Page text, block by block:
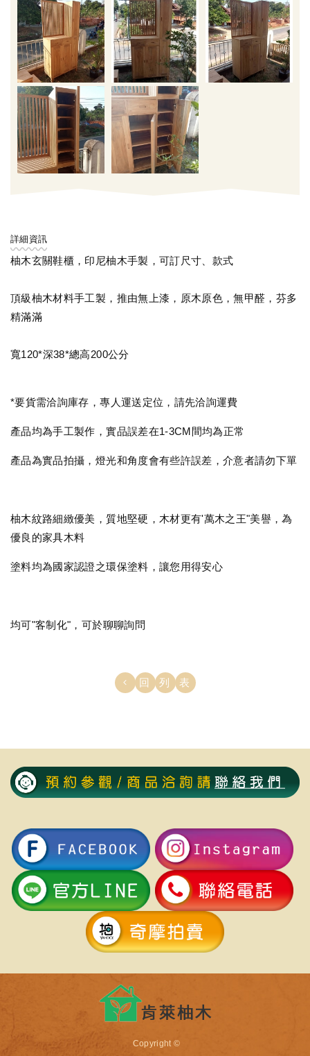
詳細資訊
柚木玄關鞋櫃，印尼柚木手製，可訂尺寸、款式
頂級柚木材料手工製，推由無上漆，原木原色，無甲醛，芬多
精滿滿
寬120*深38*總高200公分
*要貨需洽詢庫存，專人運送定位，請先洽詢運費
產品均為手工製作，實品誤差在1-3CM間均為正常
產品為實品拍攝，燈光和角度會有些許誤差，介意者請勿下單
柚木紋路細緻優美，質地堅硬，木材更有'萬木之王"美譽，為
優良的家具木料
塗料均為國家認證之環保塗料，讓您用得安心
均可"客制化"，可於聊聊詢問
回列表
Copyright ©